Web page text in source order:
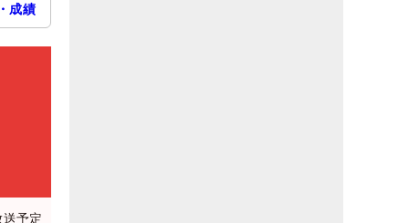
成績
予定